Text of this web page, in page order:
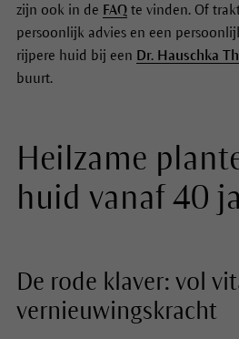
zijn ook in de FAQte vinden. Of
persoonlijk advies en een
rijpere huid bij een Dr. Hauschka
buurt.
Heilzame
huid vanaf 40
De rode klaver: vol
vernieuwingskracht